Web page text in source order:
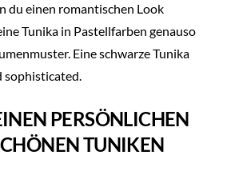
du einen romantischen Look
Tunika in Pastellfarben genauso
Eine schwarze Tunika
PERSÖNLICHEN
TUNIKEN